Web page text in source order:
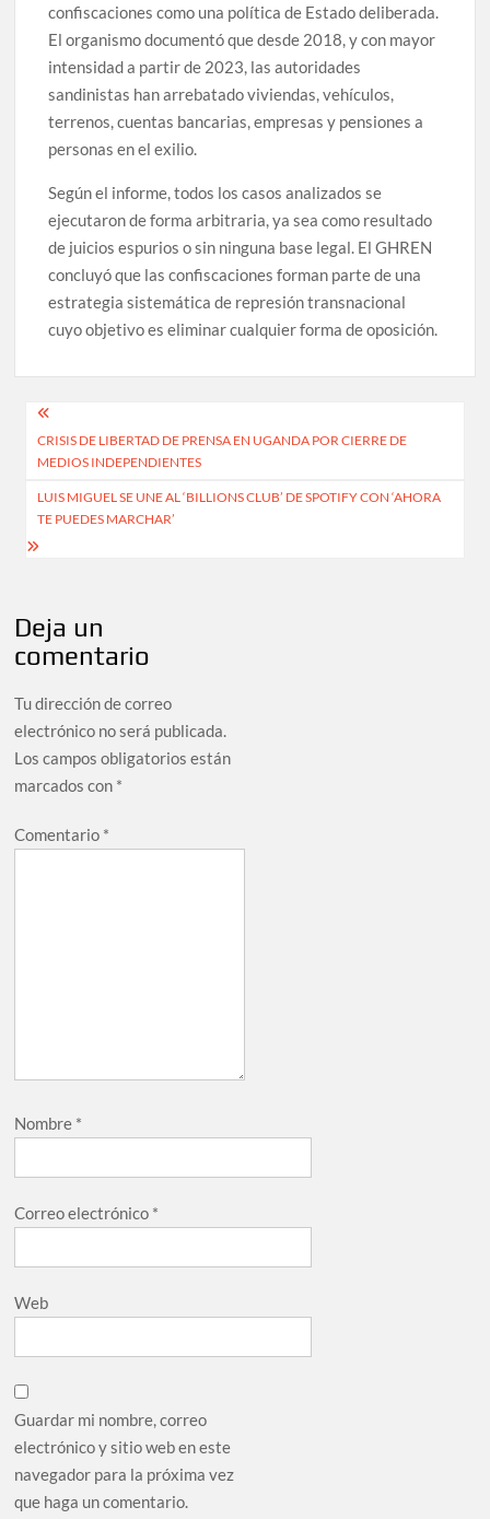
confiscaciones como una política de Estado deliberada.
El organismo documentó que desde 2018, y con mayor
intensidad a partir de 2023, las autoridades
sandinistas han arrebatado viviendas, vehículos,
terrenos, cuentas bancarias, empresas y pensiones a
personas en el exilio.
Según el informe, todos los casos analizados se
ejecutaron de forma arbitraria, ya sea como resultado
de juicios espurios o sin ninguna base legal. El GHREN
concluyó que las confiscaciones forman parte de una
estrategia sistemática de represión transnacional
cuyo objetivo es eliminar cualquier forma de oposición.
Navegación
de
entradas
CRISIS DE LIBERTAD DE PRENSA EN UGANDA POR CIERRE DE
MEDIOS INDEPENDIENTES
LUIS MIGUEL SE UNE AL ‘BILLIONS CLUB’ DE SPOTIFY CON ‘AHORA
TE PUEDES MARCHAR’
Deja un
comentario
Tu dirección de correo
electrónico no será publicada.
Los campos obligatorios están
marcados con *
Comentario *
Nombre *
Correo electrónico *
Web
Guardar mi nombre, correo
electrónico y sitio web en este
navegador para la próxima vez
que haga un comentario.